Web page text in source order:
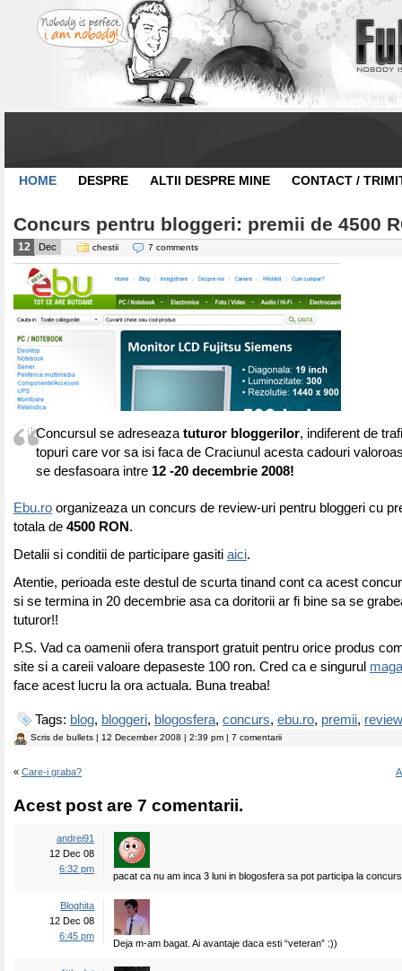
HOME DESPRE ALTII DESPRE MINE CONTACT /
Concurs pentru bloggeri: premii de 4500
12 Dec chestii 7 comments
Concursul se adreseaza tuturor bloggerilor, indiferent de
topuri care vor sa isi faca de Craciunul acesta cadouri
se desfasoara intre 12 -20 decembrie 2008!
Ebu.ro organizeaza un concurs de review-uri pentru bloggeri cu
totala de 4500 RON .
Detalii si conditii de participare gasiti aici.
Atentie, perioada este destul de scurta tinand cont ca acest
si se termina in 20 decembrie asa ca doritorii ar fi bine sa se
tuturor!!
P.S. Vad ca oamenii ofera transport gratuit pentru orice produs
site si a careii valoare depaseste 100 ron. Cred ca e singurul
face acest lucru la ora actuala. Buna treaba!
Tags: blog, bloggeri, blogosfera, concurs, ebu.ro, premii, review
Scris de bullets | 12 December 2008 | 2:39 pm | 7 comentarii
« Care-i graba?
Acest post are 7 comentarii.
andrei91
12 Dec 08
6:32 pm
pacat ca nu am inca 3 luni in blogosfera sa pot participa la concurs
Bloghita
12 Dec 08
6:45 pm
Deja m-am bagat. Ai avantaje daca esti “veteran” :))